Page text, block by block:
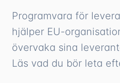
Programvara för
hjälper EU-
övervaka sina
Läs vad du bör leta